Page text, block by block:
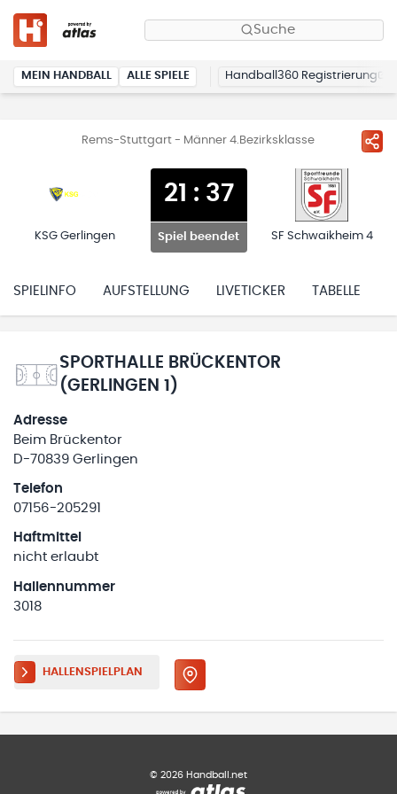
Suche
MEIN HANDBALL ALLE SPIELE Handball360 Registrierung
Rems-Stuttgart - Männer 4.Bezirksklasse
KSG Gerlingen
21 : 37
Spiel beendet SF Schwaikheim 4
SPIELINFO AUFSTELLUNG LIVETICKER TABELLE
SPORTHALLE BRÜCKENTOR
(GERLINGEN 1)
Adresse
Beim Brückentor
D-70839 Gerlingen
Telefon
07156-205291
Haftmittel
nicht erlaubt
Hallennummer
3018
HALLENSPIELPLAN
© 2026 Handball.net